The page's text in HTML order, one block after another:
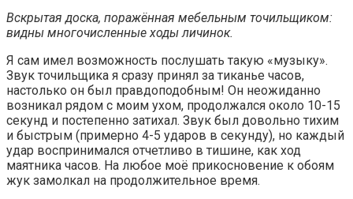
Вскрытая доска, поражённая мебельным точильщиком:
видны многочисленные ходы личинок.
Я сам имел возможность послушать такую «музыку».
Звук точильщика я сразу принял за тиканье часов,
настолько он был правдоподобным! Он неожиданно
возникал рядом с моим ухом, продолжался около 10-15
секунд и постепенно затихал. Звук был довольно тихим
и быстрым (примерно 4-5 ударов в секунду), но каждый
удар воспринимался отчетливо в тишине, как ход
маятника часов. На любое моё прикосновение к обоям
жук замолкал на продолжительное время.